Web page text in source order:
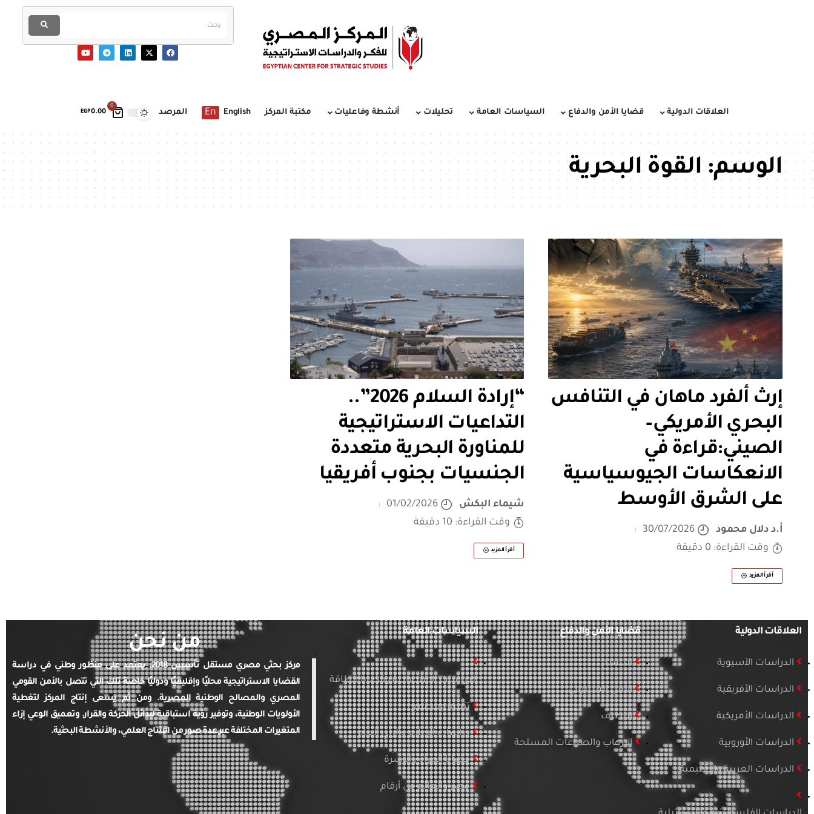
0
EGP0.00 العلاقات الدولية قضايا الأمن والدفاع السياسات العامة تحليلات أنشطة وفاعليات مكتبة المركز English
En المرصد
الوسم:القوة البحرية
إرث ألفرد ماهان في التنافس
البحري الأمريكي–
الصيني:قراءة في
الانعكاسات الجيوسياسية
على الشرق الأوسط
أ.د دلال محمود
30/07/2026
وقت القراءة: 0 دقيقة
أقرأ المزيد
“إرادة السلام 2026”..
التداعيات الاستراتيجية
للمناورة البحرية متعددة
الجنسيات بجنوب أفريقيا
شيماء البكش
01/02/2026
وقت القراءة: 10 دقيقة
أقرأ المزيد
العلاقات الدولية
الدراسات الآسيوية
الدراسات الأفريقية
الدراسات الأمريكية
الدراسات الأوروبية
الدراسات العربية والإقليمية
قضايا الأمن والدفاع
التسلح
الأمن السيبراني
التطرف
الإرهاب والصراعات المسلحة
السياسات العامة
الدراسات الاقتصادية وقضايا الطاقة
تنمية ومجتمع
دراسات الإعلام والرأي العام
قضايا المرأة والأسرة
مصر والعالم في أرقام
من نحن
مركز بحثي مصري مستقل تأسس 2018. يعتمد على منظور وطني في دراسة
القضايا الاستراتيجية محليًا وإقليميًا ودوليًا خاصة تلك التي تتصل بالأمن القومي
المصري والمصالح الوطنية المصرية. ومن ثم يسعى إنتاج المركز لتغطية
الأولويات الوطنية، وتوفير رؤية استباقية لبدائل الحركة والقرار. وتعميق الوعي إزاء
المتغيرات المختلفة عبر عدة صور من الإنتاج العلمي، والأنشطة البحثية.